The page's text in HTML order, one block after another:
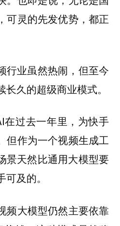
可灵的先发优势，都正
行业虽然热闹，但至今
久的超级商业模式。
在过去一年里，为快手
但作为一个视频生成工
景天然比通用大模型要
及的。
频大模型仍然主要依靠